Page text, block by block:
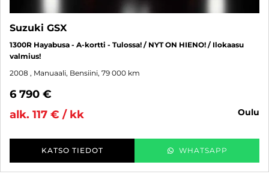
Suzuki GSX
1300R Hayabusa - A-kortti - Tulossa! / NYT ON HIENO! / Ilokaasu
valmius!
2008 , Manuaali, Bensiini, 79 000 km
6 790 €
alk. 117 € / kk
oulu
KATSO TIEDOT WHATSAPP